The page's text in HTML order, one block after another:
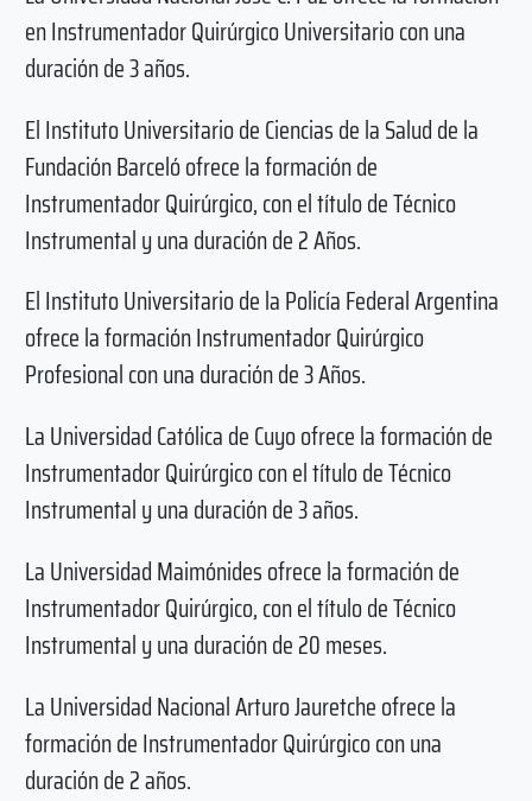
en Instrumentador Quirúrgico Universitario con una
duración de 3 años.
El Instituto Universitario de Ciencias de la Salud de la
Fundación Barceló ofrece la formación de
Instrumentador Quirúrgico, con el título de Técnico
Instrumental y una duración de 2 Años.
El Instituto Universitario de la Policía Federal Argentina
ofrece la formación Instrumentador Quirúrgico
Profesional con una duración de 3 Años.
La Universidad Católica de Cuyo ofrece la formación de
Instrumentador Quirúrgico con el título de Técnico
Instrumental y una duración de 3 años.
La Universidad Maimónides ofrece la formación de
Instrumentador Quirúrgico, con el título de Técnico
Instrumental y una duración de 20 meses.
La Universidad Nacional Arturo Jauretche ofrece la
formación de Instrumentador Quirúrgico con una
duración de 2 años.